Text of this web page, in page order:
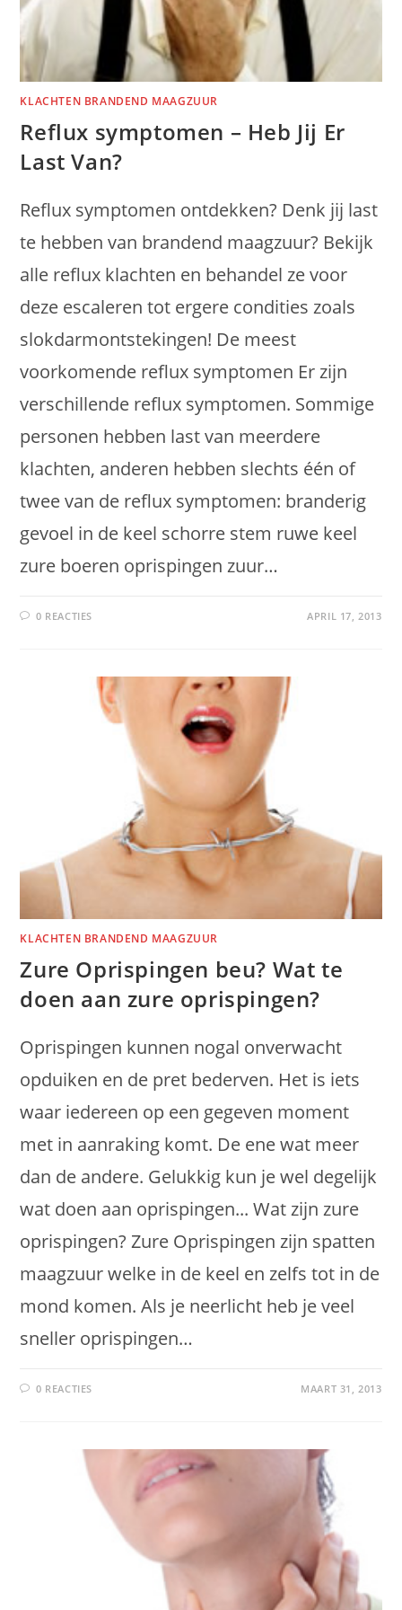
KLACHTEN BRANDEND MAAGZUUR
Reflux symptomen – Heb Jij Er
Last Van?
Reflux symptomen ontdekken? Denk jij last
te hebben van brandend maagzuur? Bekijk
alle reflux klachten en behandel ze voor
deze escaleren tot ergere condities zoals
slokdarmontstekingen! De meest
voorkomende reflux symptomen Er zijn
verschillende reflux symptomen. Sommige
personen hebben last van meerdere
klachten, anderen hebben slechts één of
twee van de reflux symptomen: branderig
gevoel in de keel schorre stem ruwe keel
zure boeren oprispingen zuur…
0 REACTIES APRIL 17, 2013
KLACHTEN BRANDEND MAAGZUUR
Zure Oprispingen beu? Wat te
doen aan zure oprispingen?
Oprispingen kunnen nogal onverwacht
opduiken en de pret bederven. Het is iets
waar iedereen op een gegeven moment
met in aanraking komt. De ene wat meer
dan de andere. Gelukkig kun je wel degelijk
wat doen aan oprispingen... Wat zijn zure
oprispingen? Zure Oprispingen zijn spatten
maagzuur welke in de keel en zelfs tot in de
mond komen. Als je neerlicht heb je veel
sneller oprispingen…
0 REACTIES MAART 31, 2013